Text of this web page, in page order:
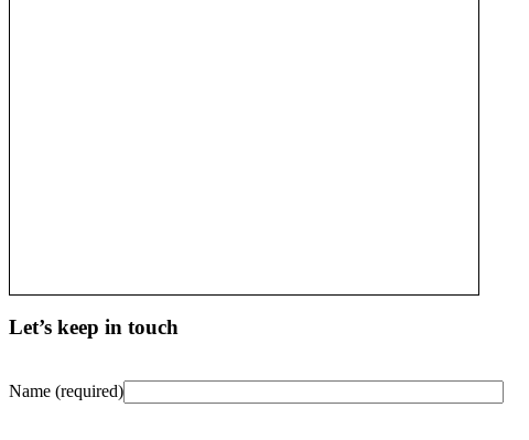
Let’s keep in touch
Name (required)